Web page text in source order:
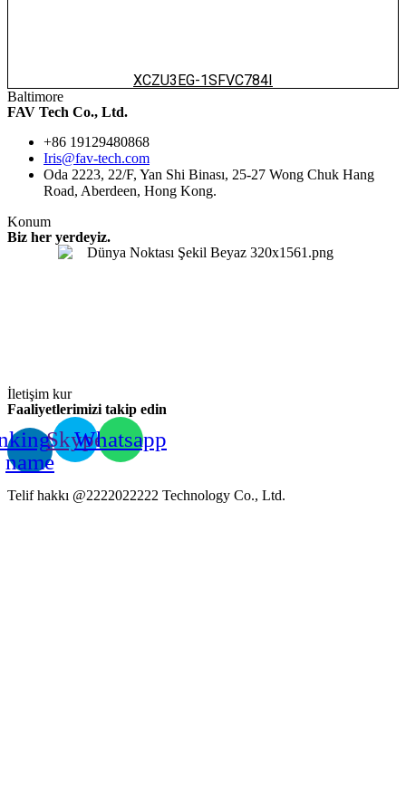
XCZU3EG-1SFVC784I
Baltimore
FAV Tech Co., Ltd.
+86 19129480868
Iris@fav-tech.com
Oda 2223, 22/F, Yan Shi Binası, 25-27 Wong Chuk Hang
Road, Aberdeen, Hong Kong.
Konum
Biz her yerdeyiz.
İletişim kur
Faaliyetlerimizi takip edin
name
SkypeWhatsapp
Telif hakkı @2222022222 Technology Co., Ltd.